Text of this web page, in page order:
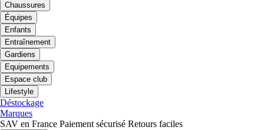
Chaussures
Équipes
Enfants
Entraînement
Gardiens
Equipements
Espace club
Lifestyle
Déstockage
Marques
SAV en France Paiement sécurisé Retours faciles